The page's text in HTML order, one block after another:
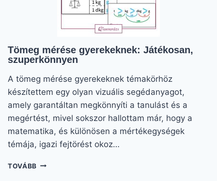
Tömeg mérése gyerekeknek: Játékosan,
szuperkönnyen
A tömeg mérése gyerekeknek témakörhöz
készítettem egy olyan vizuális segédanyagot,
amely garantáltan megkönnyíti a tanulást és a
megértést, mivel sokszor hallottam már, hogy a
matematika, és különösen a mértékegységek
témája, igazi fejtörést okoz…
TOVÁBB TÖMEG